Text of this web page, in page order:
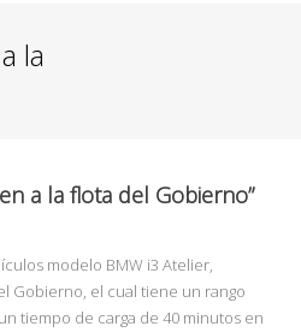
la
a la flota del Gobierno”
modelo BMW i3 Atelier,
Gobierno, el cual tiene un rango
tiempo de carga de 40 minutos en